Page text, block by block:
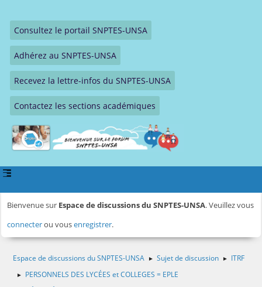
Consultez le portail SNPTES-UNSA
Adhérez au SNPTES-UNSA
Recevez la lettre-infos du SNPTES-UNSA
Contactez les sections académiques
Bienvenue sur Espace de discussions du SNPTES-UNSA. Veuillez vous
connecterou vousenregistrer.
Espace de discussions du SNPTES-UNSA ► Sujet de discussion ► ITRF
► PERSONNELS DES LYCÉES et COLLEGES = EPLE